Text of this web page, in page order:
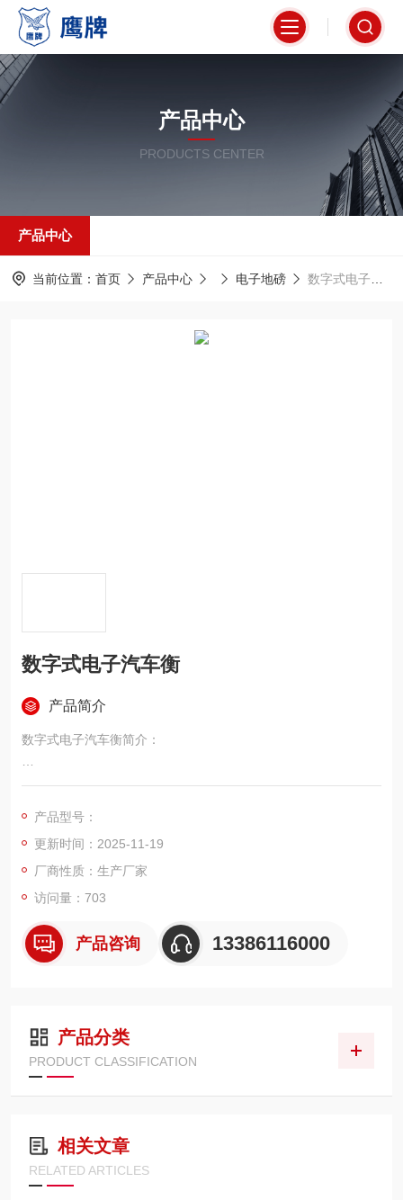
产品中心
PRODUCTS CENTER
产品中心
当前位置： 首页 产品中心 电子地磅 数字式电子汽车衡
数字式电子汽车衡
产品简介
数字式电子汽车衡简介：
SCS系列电子汽车衡由秤台、传感器、限位装置、接线盒、传输
计，低平台、外形美观、安装检修方便，具有称重精度高、稳定
性强，使用寿命长等特点。它具有模拟汽车衡所不可比拟的切优
点。数字式汽车衡所配置的传感器为数字式传感器，采用的蠕
变、温度自动数字化补偿技术，后输入仪表的为数字信号。
产品型号：
更新时间：2025-11-19
厂商性质：生产厂家
访问量：703
产品咨询 13386116000
产品分类
PRODUCT CLASSIFICATION
相关文章
RELATED ARTICLES